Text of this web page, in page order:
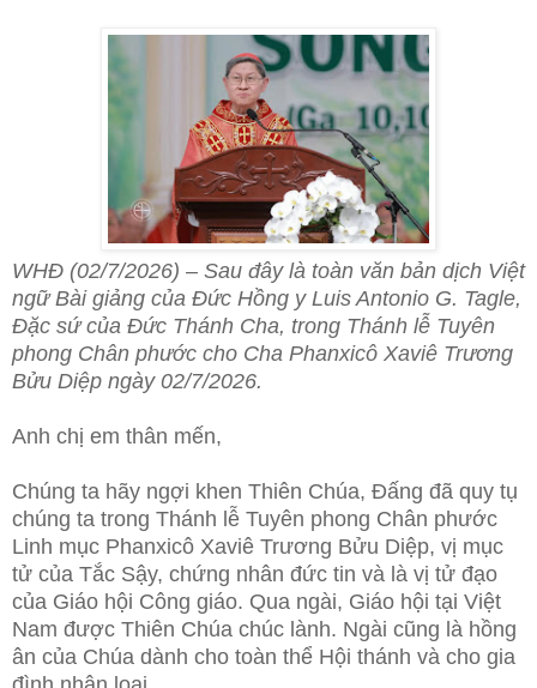
WHĐ (02/7/2026) – Sau đây là toàn văn bản dịch Việt
ngữ Bài giảng của Đức Hồng y Luis Antonio G. Tagle,
Đặc sứ của Đức Thánh Cha, trong Thánh lễ Tuyên
phong Chân phước cho Cha Phanxicô Xaviê Trương
Bửu Diệp ngày 02/7/2026.
Anh chị em thân mến,
Chúng ta hãy ngợi khen Thiên Chúa, Đấng đã quy tụ
chúng ta trong Thánh lễ Tuyên phong Chân phước
Linh mục Phanxicô Xaviê Trương Bửu Diệp, vị mục
tử của Tắc Sậy, chứng nhân đức tin và là vị tử đạo
của Giáo hội Công giáo. Qua ngài, Giáo hội tại Việt
Nam được Thiên Chúa chúc lành. Ngài cũng là hồng
ân của Chúa dành cho toàn thể Hội thánh và cho gia